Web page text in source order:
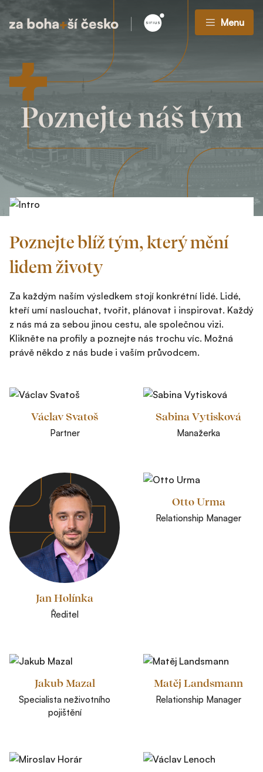
Menu
Poznejte náš tým
Poznejte blíž tým, který mění
lidem životy
Za každým naším výsledkem stojí konkrétní lidé. Lidé,
kteří umí naslouchat, tvořit, plánovat i inspirovat. Každý
z nás má za sebou jinou cestu, ale společnou vizi.
Klikněte na profily a poznejte nás trochu víc. Možná
právě někdo z nás bude i vaším průvodcem.
Václav Svatoš
Partner
Sabina Vytisková
Manažerka
Jan Holínka
Ředitel
Otto Urma
Relationship Manager
Jakub Mazal
Specialista neživotního
pojištění
Matěj Landsmann
Relationship Manager